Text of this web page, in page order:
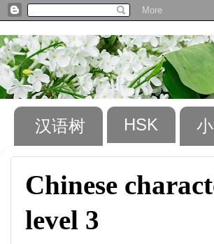
汉语树 HSK
Chinese
level 3